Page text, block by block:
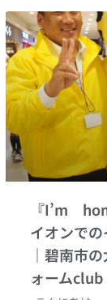
『I’m
イオンでの